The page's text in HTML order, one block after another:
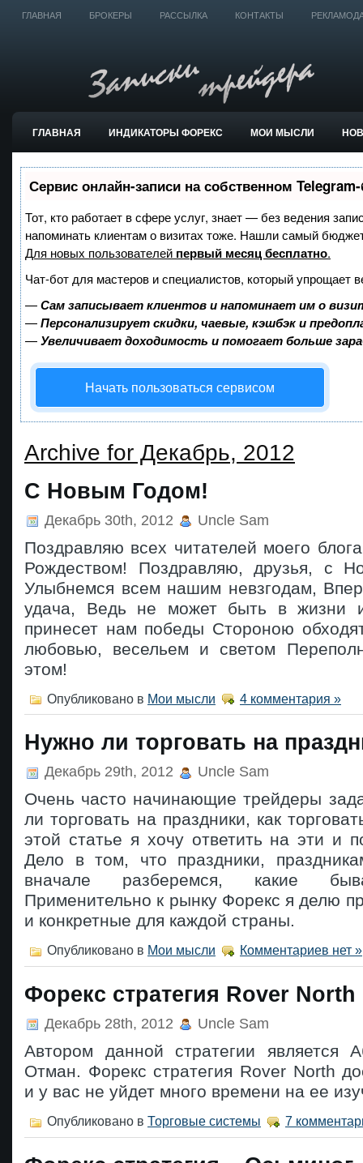
ГЛАВНАЯ БРОКЕРЫ РАССЫЛКА КОНТАКТЫ
ГЛАВНАЯ ИНДИКАТОРЫ ФОРЕКС МОИ МЫСЛИ
ТОРГОВЫЕ СИСТЕМЫ
Сервис онлайн-записи на собственном
Тот, кто работает в сфере услуг, знает — без ведения
напоминать клиентам о визитах тоже. Нашли самый
Для новых пользователей первый месяц бесплатно.
Чат-бот для мастеров и специалистов, который упрощает
—Сам записывает клиентов и напоминает им о
—Персонализирует скидки, чаевые, кэшбэк и
—Увеличивает доходимость и помогает больше
Начать пользоваться сервисом
Archive for Декабрь, 2012
С Новым Годом!
Декабрь 30th, 2012 Uncle Sam
Поздравляю всех читателей моего
Рождеством! Поздравляю, друзья, с
Улыбнемся всем нашим невзгодам,
удача, Ведь не может быть в жизни
принесет нам победы Стороною
любовью, весельем и светом
этом!
Опубликовано в Мои мысли 4 комментария »
Нужно ли торговать на
Декабрь 29th, 2012 Uncle Sam
Очень часто начинающие трейдеры
ли торговать на праздники, как
этой статье я хочу ответить на эти и
Дело в том, что праздники,
вначале разберемся, какие
Применительно к рынку Форекс я делю
и конкретные для каждой страны.
Опубликовано в Мои мысли Комментариев нет »
Форекс стратегия Rover North
Декабрь 28th, 2012 Uncle Sam
Автором данной стратегии
Отман. Форекс стратегия Rover North
и у вас не уйдет много времени на ее
Опубликовано в Торговые системы 7